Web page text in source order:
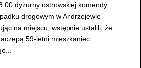
dyżurny ostrowskiej komendy
drogowym w Andrzejewie
na miejscu, wstępnie ustalili, że
59-letni mieszkaniec